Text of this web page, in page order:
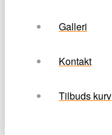
Galleri
Kontakt
Tilbuds kurv